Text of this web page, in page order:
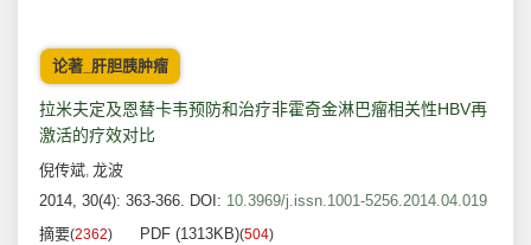
论著_肝胆胰肿瘤
拉米夫定及恩替卡韦预防和治疗非霍奇金淋巴瘤相关性HBV再
激活的疗效对比
倪传斌, 龙波
2014, 30(4): 363-366. DOI: 10.3969/j.issn.1001-5256.2014.04.019
摘要(2362) PDF (1313KB)(504)